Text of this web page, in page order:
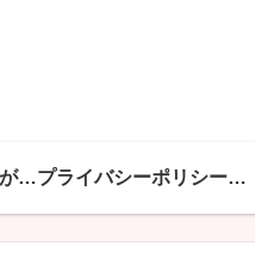
ハピネッツの裏事情が満載 プライバシーポリシー・免責事項